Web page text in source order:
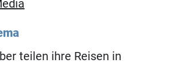
teilen ihre Reisen in